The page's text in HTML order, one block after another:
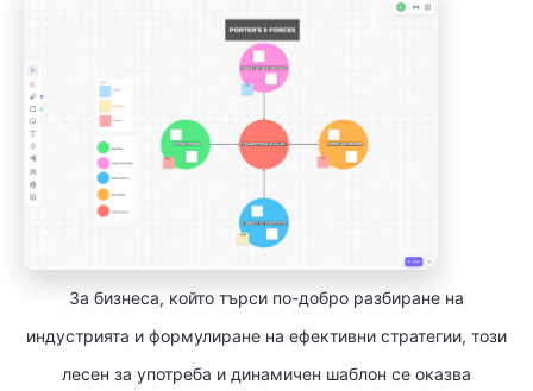
За бизнеса, който търси по-добро разбиране на
индустрията и формулиране на ефективни стратегии, този
лесен за употреба и динамичен шаблон се оказва